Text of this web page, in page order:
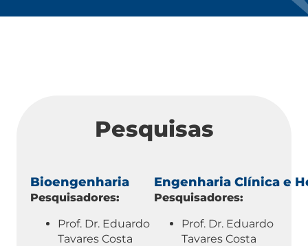
Pesquisas
Bioengenharia
Pesquisadores:
Prof. Dr. Eduardo
Tavares Costa
Engenharia Clínica e
Pesquisadores:
Prof. Dr. Eduardo
Tavares Costa